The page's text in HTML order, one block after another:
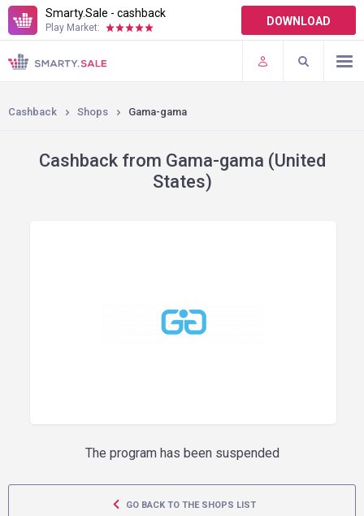
Smarty.Sale - cashback
Play Market: DOWNLOAD
TERMS OF USE
PLUGINS
Cashback Shops Gama-gama
Cashback from Gama-gama (United
States)
The program has been suspended
GO BACK TO THE SHOPS LIST